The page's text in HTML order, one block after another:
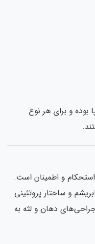
و برای هر نوع
و اطمینان است.
و ساختار پروتئینی
دهان و لثه به